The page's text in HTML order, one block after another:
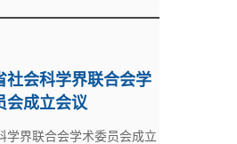
社会科学界联合会学
会成立会议
界联合会学术委员会成立